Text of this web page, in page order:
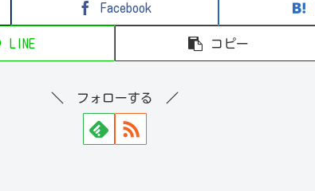
Facebook
LINE コピー
＼ フォローする ／